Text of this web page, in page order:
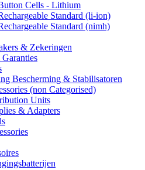
Cells - Lithium
Standard (li-ion)
Standard (nimh)
& Zekeringen
Bescherming & Stabilisatoren
(non Categorised)
Units
& Adapters